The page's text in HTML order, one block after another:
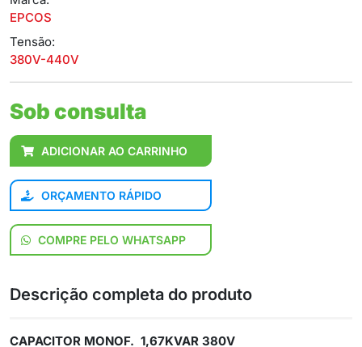
EPCOS
Tensão:
380V-440V
Sob consulta
ADICIONAR AO CARRINHO
ORÇAMENTO RÁPIDO
COMPRE PELO WHATSAPP
Descrição completa do produto
CAPACITOR MONOF. 1,67KVAR 380V